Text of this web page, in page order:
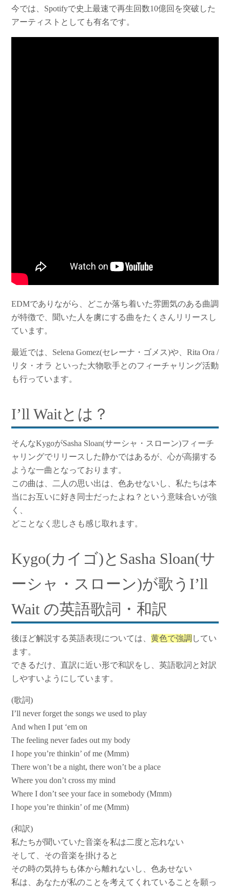
今では、Spotifyで史上最速で再生回数10億回を突破した
アーティストとしても有名です。
EDMでありながら、どこか落ち着いた雰囲気のある曲調
が特徴で、聞いた人を虜にする曲をたくさんリリースし
ています。
最近では、Selena Gomez(セレーナ・ゴメス)や、Rita Ora /
リタ・オラ といった大物歌手とのフィーチャリング活動
も行っています。
I’ll Waitとは？
そんなKygoがSasha Sloan(サーシャ・スローン)フィーチ
ャリングでリリースした静かではあるが、心が高揚する
ような一曲となっております。
この曲は、二人の思い出は、色あせないし、私たちは本
当にお互いに好き同士だったよね？という意味合いが強
く、
どことなく悲しさも感じ取れます。
Kygo(カイゴ)とSasha Sloan(サ
ーシャ・スローン)が歌うI’ll
Wait の英語歌詞・和訳
後ほど解説する英語表現については、 黄色で強調 してい
ます。
できるだけ、直訳に近い形で和訳をし、英語歌詞と対訳
しやすいようにしています。
(歌詞)
I’ll never forget the songs we used to play
And when I put ‘em on
The feeling never fades out my body
I hope you’re thinkin’ of me (Mmm)
There won’t be a night, there won’t be a place
Where you don’t cross my mind
Where I don’t see your face in somebody (Mmm)
I hope you’re thinkin’ of me (Mmm)
(和訳)
私たちが聞いていた音楽を私は二度と忘れない
そして、その音楽を掛けると
その時の気持ちも体から離れないし、色あせない
私は、あなたが私のことを考えてくれていることを願っ